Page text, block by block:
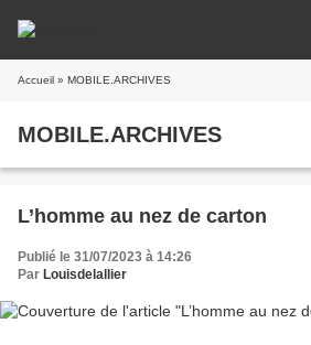
Accueil » MOBILE.ARCHIVES
MOBILE.ARCHIVES
L’homme au nez de carton
Publié le 31/07/2023 à 14:26
Par Louisdelallier